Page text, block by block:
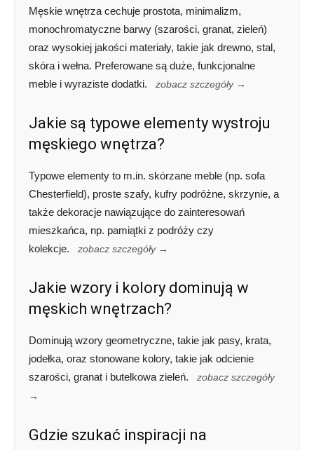
Męskie wnętrza cechuje prostota, minimalizm,
monochromatyczne barwy (szarości, granat, zieleń)
oraz wysokiej jakości materiały, takie jak drewno, stal,
skóra i wełna. Preferowane są duże, funkcjonalne
meble i wyraziste dodatki.
zobacz szczegóły →
Jakie są typowe elementy wystroju
męskiego wnętrza?
Typowe elementy to m.in. skórzane meble (np. sofa
Chesterfield), proste szafy, kufry podróżne, skrzynie, a
także dekoracje nawiązujące do zainteresowań
mieszkańca, np. pamiątki z podróży czy
kolekcje.
zobacz szczegóły →
Jakie wzory i kolory dominują w
męskich wnętrzach?
Dominują wzory geometryczne, takie jak pasy, krata,
jodełka, oraz stonowane kolory, takie jak odcienie
szarości, granat i butelkowa zieleń.
zobacz szczegóły
→
Gdzie szukać inspiracji na